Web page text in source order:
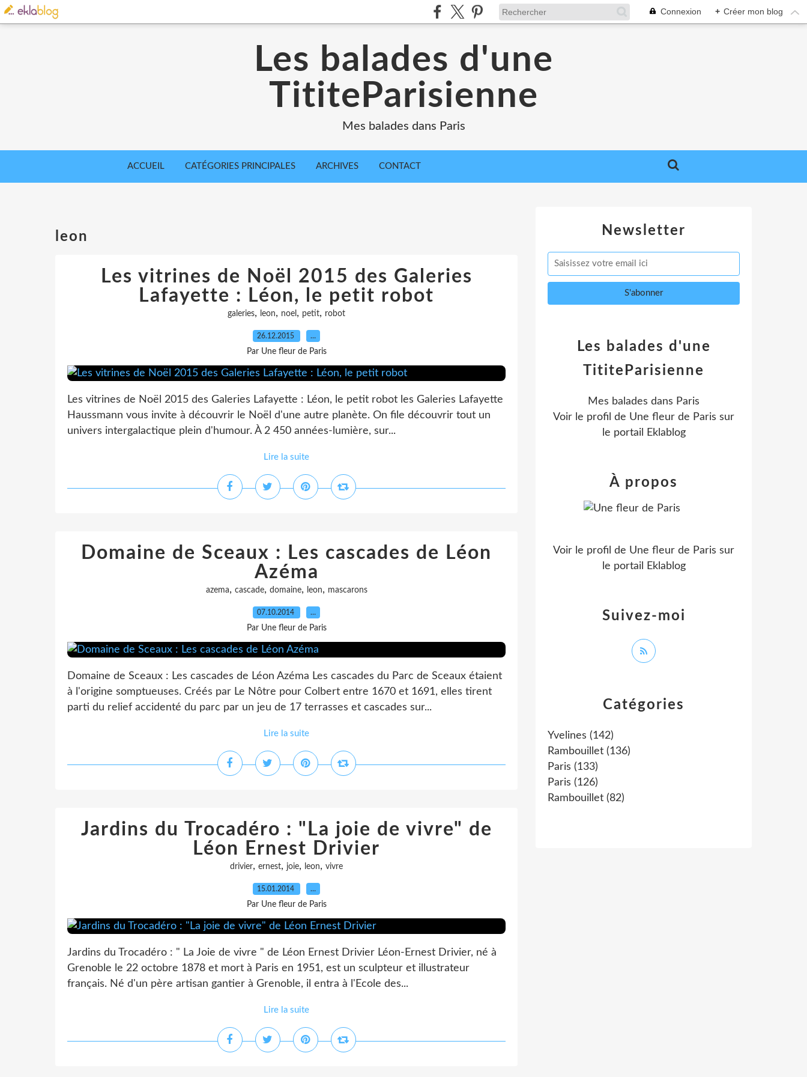
Connexion + Créer mon blog
Les balades d'une
TititeParisienne
Mes balades dans Paris
ACCUEIL CATÉGORIES PRINCIPALES ARCHIVES CONTACT
leon
Les vitrines de Noël 2015 des Galeries
Lafayette : Léon, le petit robot
galeries, leon, noel , petit, robot
26.12.2015 …
Par Une fleur de Paris
Les vitrines de Noël 2015 des Galeries Lafayette : Léon, le petit robot les Galeries Lafayette
Haussmann vous invite à découvrir le Noël d'une autre planète. On file découvrir tout un
univers intergalactique plein d'humour. À 2 450 années-lumière, sur...
Lire la suite
Domaine de Sceaux : Les cascades de Léon
Azéma
azema, cascade, domaine, leon, mascarons
07.10.2014 …
Par Une fleur de Paris
Domaine de Sceaux : Les cascades de Léon Azéma Les cascades du Parc de Sceaux étaient
à l'origine somptueuses. Créés par Le Nôtre pour Colbert entre 1670 et 1691, elles tirent
parti du relief accidenté du parc par un jeu de 17 terrasses et cascades sur...
Lire la suite
Jardins du Trocadéro : "La joie de vivre" de
Léon Ernest Drivier
drivier, ernest, joie, leon, vivre
15.01.2014 …
Par Une fleur de Paris
Jardins du Trocadéro : " La Joie de vivre " de Léon Ernest Drivier Léon-Ernest Drivier, né à
Grenoble le 22 octobre 1878 et mort à Paris en 1951, est un sculpteur et illustrateur
français. Né d'un père artisan gantier à Grenoble, il entra à l'Ecole des...
Lire la suite
Newsletter
Catégories
Yvelines (142)
Rambouillet (136)
Paris (133)
Paris (126)
Rambouillet (82)
Les balades d'une
TititeParisienne
Mes balades dans Paris
Voir le profil de Une fleur de Paris sur
le portail Eklablog
Suivez-moi
À propos
Voir le profil de Une fleur de Paris sur
le portail Eklablog